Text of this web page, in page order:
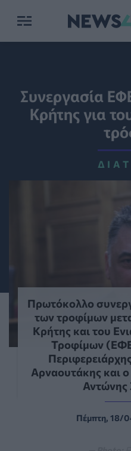
Συνεργασία
Κρήτης για
Πρωτόκολλο
των τροφίμων
Κρήτης και του
Τροφίμων
Αρναουτάκης και
Αντώνης
Πέμπτη, 18/